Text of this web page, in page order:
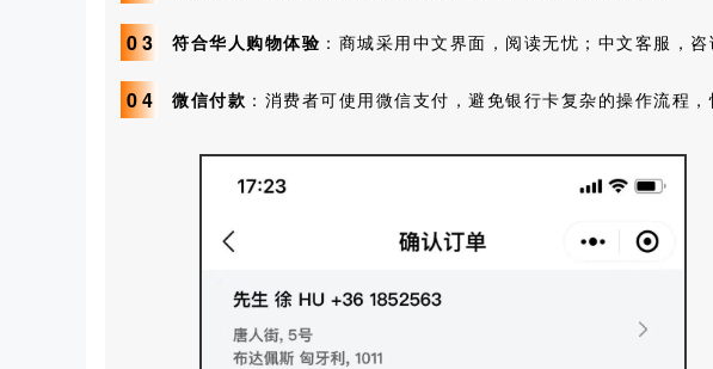
03 符合华人购物体验 ：商城采用中文界面，阅读无忧；中文客服，
04 微信付款 ：消费者可使用微信支付，避免银行卡复杂的操作流程，